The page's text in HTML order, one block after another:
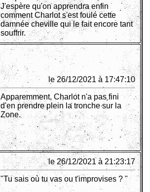
J'espère qu'on apprendra enfin
comment Charlot s'est foulé cette
damnée cheville qui le fait encore tant
souffrir.
le 26/12/2021 à 17:47:10
Apparemment, Charlot n'a pas fini
d'en prendre plein la tronche sur la
Zone.
le 26/12/2021 à 21:23:17
"Tu sais où tu vas ou t'improvises ? "